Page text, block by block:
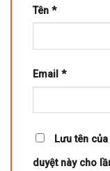
Tên *
Email *
Lưu tên
duyệt này cho